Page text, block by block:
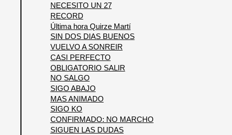
NECESITO UN 27
RECORD
Última hora Quirze Martí
SIN DOS DIAS BUENOS
VUELVO A SONREIR
CASI PERFECTO
OBLIGATORIO SALIR
NO SALGO
SIGO ABAJO
MAS ANIMADO
SIGO KO
CONFIRMADO: NO MARCHO
SIGUEN LAS DUDAS